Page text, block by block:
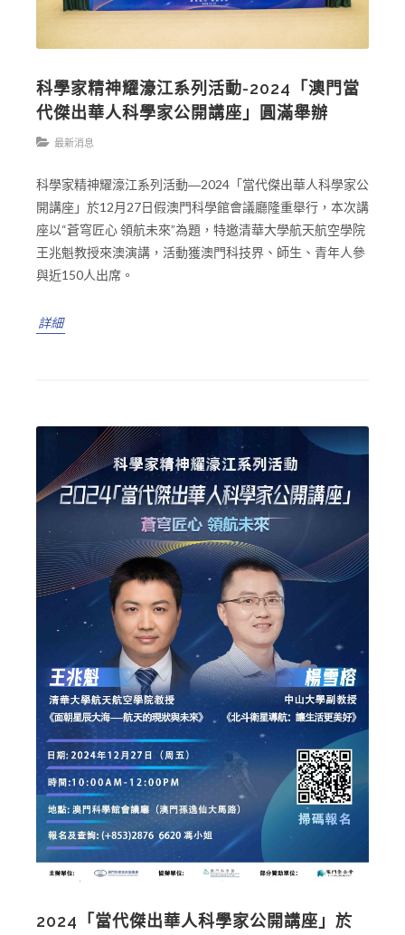
科學家精神耀濠江系列活動-2024「澳門當
代傑出華人科學家公開講座」圓滿舉辦
最新消息
科學家精神耀濠江系列活動―2024「當代傑出華人科學家公
開講座」於12月27日假澳門科學館會議廳隆重舉行，本次講
座以“蒼穹匠心 領航未來”為題，特邀清華大學航天航空學院
王兆魁教授來澳演講，活動獲澳門科技界、師生、青年人參
與近150人出席。
詳細
2024「當代傑出華人科學家公開講座」於